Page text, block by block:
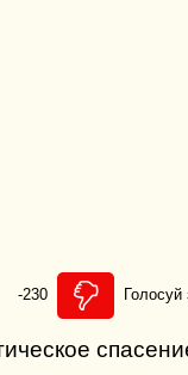
-230 Голосуй